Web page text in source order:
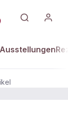
Ausstellungen